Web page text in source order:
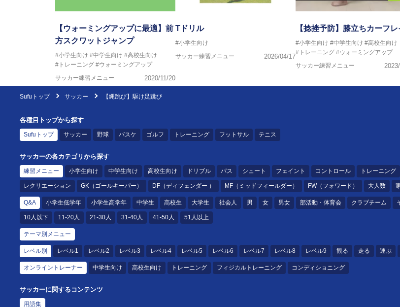
【ウォーミングアップに最適】前
方スクワットジャンプ
#小学生向け #中学生向け #高校生向け
#トレーニング #ウォーミングアップ
サッカー練習メニュー
2020/11/20
Tドリル
#小学生向け
サッカー練習メニュー
2026/04/17
【捻挫予防】膝立ちカーフ
#小学生向け #中学生向け #高校生向け
#トレーニング #ウォーミングアップ
サッカー練習メニュー
Sufuトップ サッカー 【縄跳び】駆け足跳び
各種目トップから探す
Sufuトップ サッカー 野球 バスケ ゴルフ トレーニング フットサル テニス
サッカーの各カテゴリから探す
練習メニュー 小学生向け 中学生向け 高校生向け ドリブル パス シュート フェイント コントロール トレーニング
レクリエーション GK（ゴールキーパー） DF（ディフェンダー ） MF（ミッドフィールダー） FW（フォワード） 大人数
Q&A 小学生低学年 小学生高学年 中学生 高校生 大学生 社会人 男 女 男女 部活動・体育会 クラブチーム
10人以下 11-20人 21-30人 31-40人 41-50人 51人以上
テーマ別メニュー
レベル別 レベル1 レベル2 レベル3 レベル4 レベル5 レベル6 レベル7 レベル8 レベル9 観る 走る 運ぶ
オンライントレーナー 中学生向け 高校生向け トレーニング フィジカルトレーニング コンディショニング
サッカーに関するコンテンツ
用語集